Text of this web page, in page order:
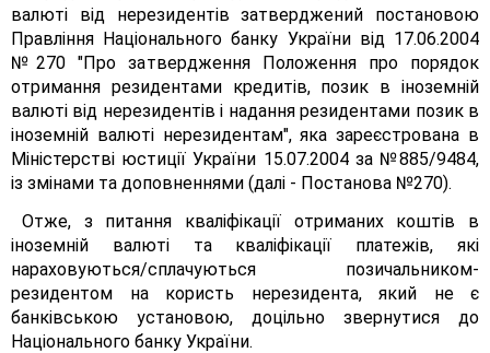
валюті від нерезидентів затверджений постановою
Правління Національного банку України від 17.06.2004
№270 "Про затвердження Положення про порядок
отримання резидентами кредитів, позик в іноземній
валюті від нерезидентів і надання резидентами позик в
іноземній валюті нерезидентам", яка зареєстрована в
Міністерстві юстиції України 15.07.2004 за №885/9484,
із змінами та доповненнями (далі - Постанова №270).
Отже, з питання кваліфікації отриманих коштів в
іноземній валюті та кваліфікації платежів, які
нараховуються/сплачуються позичальником-
резидентом на користь нерезидента, який не є
банківською установою, доцільно звернутися до
Національного банку України.